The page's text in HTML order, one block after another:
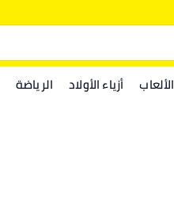
الألعاب أزياء الأولاد الرياضة